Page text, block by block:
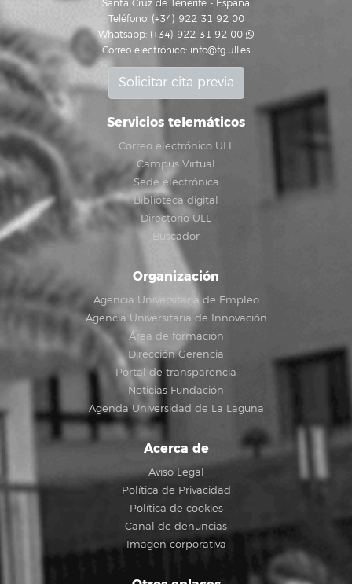
Santa Cruz de Tenerife - España
Teléfono: (+34) 922 31 92 00
Whatsapp: (+34) 922 31 92 00
Correo electrónico: info@fg.ull.es
Solicitar cita previa
Servicios telemáticos
Correo electrónico ULL
Campus Virtual
Sede electrónica
Biblioteca digital
Directorio ULL
Buscador
Organización
Agencia Universitaria de Empleo
Agencia Universitaria de Innovación
Área de formación
Dirección Gerencia
Portal de transparencia
Noticias Fundación
Agenda Universidad de La Laguna
Acerca de
Aviso Legal
Política de Privacidad
Política de cookies
Canal de denuncias
Imagen corporativa